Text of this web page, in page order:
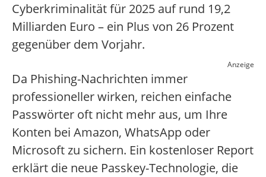
Cyberkriminalität für 2025 auf rund 19,2
Milliarden Euro – ein Plus von 26 Prozent
gegenüber dem Vorjahr.
Anzeige
Da Phishing-Nachrichten immer
professioneller wirken, reichen einfache
Passwörter oft nicht mehr aus, um Ihre
Konten bei Amazon, WhatsApp oder
Microsoft zu sichern. Ein kostenloser Report
erklärt die neue Passkey-Technologie, die